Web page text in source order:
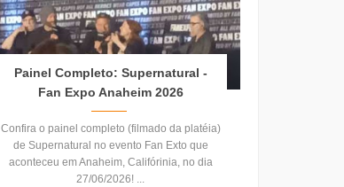
Painel Completo: Supernatural -
Fan Expo Anaheim 2026
Confira o painel completo (filmado da platéia)
de Supernatural no evento Fan Exto que
aconteceu em Anaheim, Califórinia, no dia
27/06/2026! ...